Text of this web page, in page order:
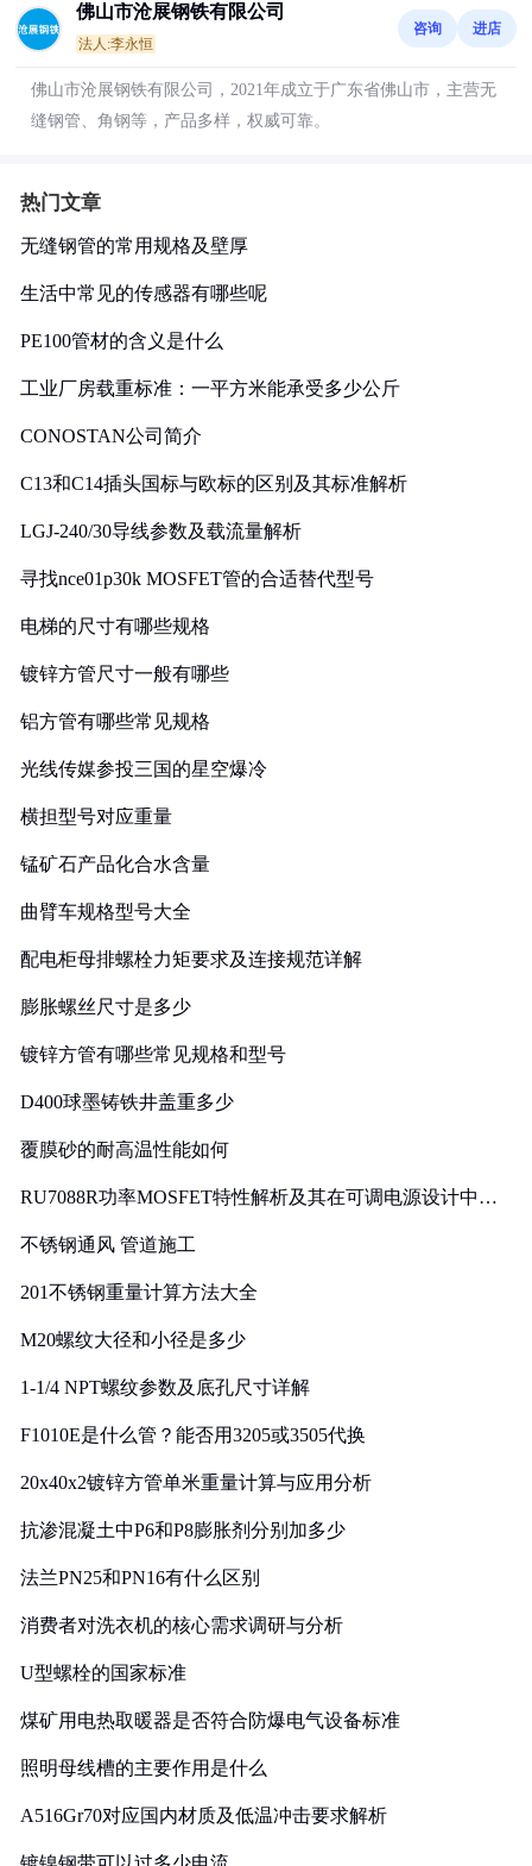
佛山市沧展钢铁有限公司
法人:李永恒
咨询 进店
佛山市沧展钢铁有限公司，2021年成立于广东省佛山市，主营无
缝钢管、角钢等，产品多样，权威可靠。
热门文章
无缝钢管的常用规格及壁厚
生活中常见的传感器有哪些呢
PE100管材的含义是什么
工业厂房载重标准：一平方米能承受多少公斤
CONOSTAN公司简介
C13和C14插头国标与欧标的区别及其标准解析
LGJ-240/30导线参数及载流量解析
寻找nce01p30k MOSFET管的合适替代型号
电梯的尺寸有哪些规格
镀锌方管尺寸一般有哪些
铝方管有哪些常见规格
光线传媒参投三国的星空爆冷
横担型号对应重量
锰矿石产品化合水含量
曲臂车规格型号大全
配电柜母排螺栓力矩要求及连接规范详解
膨胀螺丝尺寸是多少
镀锌方管有哪些常见规格和型号
D400球墨铸铁井盖重多少
覆膜砂的耐高温性能如何
RU7088R功率MOSFET特性解析及其在可调电源设计中的
不锈钢通风 管道施工
201不锈钢重量计算方法大全
M20螺纹大径和小径是多少
1-1/4 NPT螺纹参数及底孔尺寸详解
F1010E是什么管？能否用3205或3505代换
20x40x2镀锌方管单米重量计算与应用分析
抗渗混凝土中P6和P8膨胀剂分别加多少
法兰PN25和PN16有什么区别
消费者对洗衣机的核心需求调研与分析
U型螺栓的国家标准
煤矿用电热取暖器是否符合防爆电气设备标准
照明母线槽的主要作用是什么
A516Gr70对应国内材质及低温冲击要求解析